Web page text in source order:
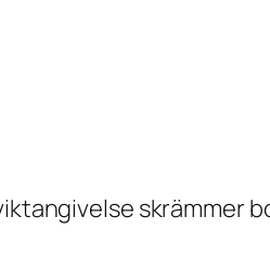
skrämmer